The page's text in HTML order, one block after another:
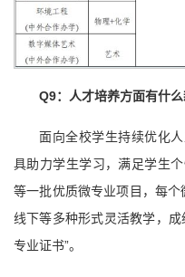
Q9：人才培养方面有什么
面向全校学生持续优化
具助力学生学习，满足学生
等一批优质微专业项目，每个
线下等多种形式灵活教学，
专业证书”。